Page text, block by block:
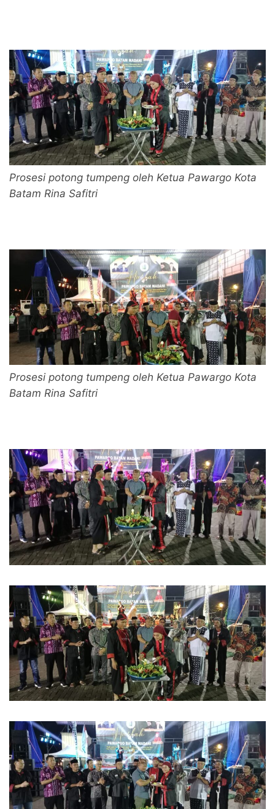
Prosesi potong tumpeng oleh Ketua Pawargo Kota
Batam Rina Safitri
Prosesi potong tumpeng oleh Ketua Pawargo Kota
Batam Rina Safitri